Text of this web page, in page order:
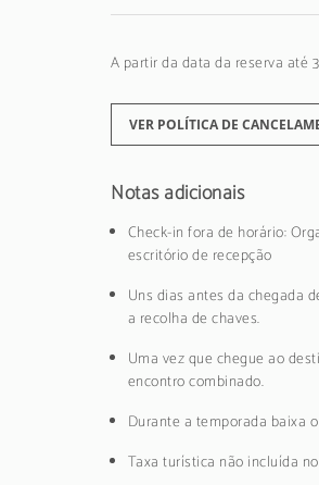
A partir da data da reserva até
VER POLÍTICA DE
Notas adicionais
Check-in fora de horário:
escritório de recepção
Uns dias antes da chegada
a recolha de chaves.
Uma vez que chegue ao
encontro combinado.
Durante a temporada baixa
Taxa turística não incluída